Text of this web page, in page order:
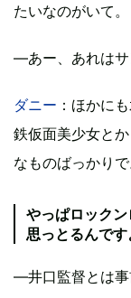
たいなのがいて。
―あー、あれはサ
ダニー ：ほかに
鉄仮面美少女と
なものばっかり
やっぱロック
思っとるんです
―井口監督とは事